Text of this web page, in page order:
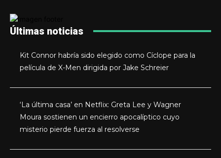
Últimas noticias
Kit Connor habría sido elegido como Cíclope para la
película de X-Men dirigida por Jake Schreier
‘La última casa’ en Netflix: Greta Lee y Wagner
Moura sostienen un encierro apocalíptico cuyo
misterio pierde fuerza al resolverse